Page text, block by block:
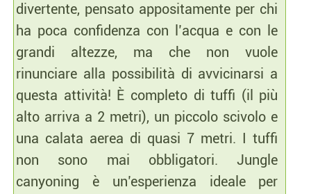
divertente, pensato appositamente per chi
ha poca confidenza con l’acqua e con le
grandi altezze, ma che non vuole
rinunciare alla possibilità di avvicinarsi a
questa attività! È completo di tuffi (il più
alto arriva a 2 metri), un piccolo scivolo e
una calata aerea di quasi 7 metri. I tuffi
non sono mai obbligatori. Jungle
canyoning è un’esperienza ideale per